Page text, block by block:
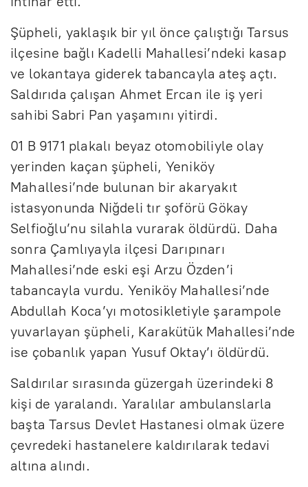
Şüpheli, yaklaşık bir yıl önce çalıştığı Tarsus
ilçesine bağlı Kadelli Mahallesi’ndeki kasap
ve lokantaya giderek tabancayla ateş açtı.
Saldırıda çalışan Ahmet Ercan ile iş yeri
sahibi Sabri Pan yaşamını yitirdi.
01 B 9171 plakalı beyaz otomobiliyle olay
yerinden kaçan şüpheli, Yeniköy
Mahallesi’nde bulunan bir akaryakıt
istasyonunda Niğdeli tır şoförü Gökay
Selfioğlu’nu silahla vurarak öldürdü. Daha
sonra Çamlıyayla ilçesi Darıpınarı
Mahallesi’nde eski eşi Arzu Özden’i
tabancayla vurdu. Yeniköy Mahallesi’nde
Abdullah Koca’yı motosikletiyle şarampole
yuvarlayan şüpheli, Karakütük Mahallesi’nde
ise çobanlık yapan Yusuf Oktay’ı öldürdü.
Saldırılar sırasında güzergah üzerindeki 8
kişi de yaralandı. Yaralılar ambulanslarla
başta Tarsus Devlet Hastanesi olmak üzere
çevredeki hastanelere kaldırılarak tedavi
altına alındı.